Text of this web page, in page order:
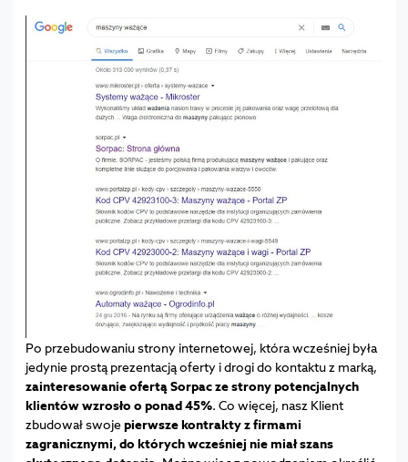
Po przebudowaniu strony internetowej, która wcześniej była
jedynie prostą prezentacją oferty i drogi do kontaktu z marką,
zainteresowanie ofertą Sorpac ze strony potencjalnych
klientów wzrosło o ponad 45%. Co więcej, nasz Klient
zbudował swojepierwsze kontrakty z firmami
zagranicznymi, do których wcześniej nie miał szans